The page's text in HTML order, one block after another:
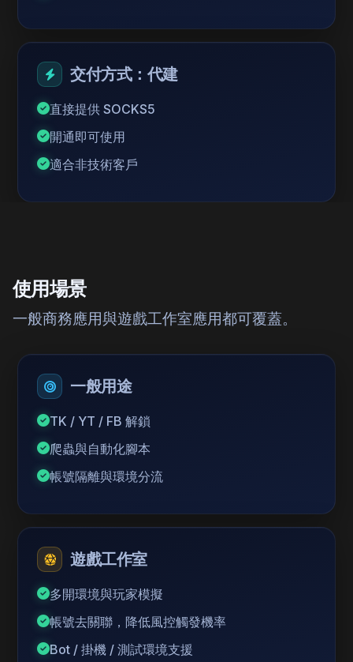
交付方式：代建
直接提供 SOCKS5
開通即可使用
適合非技術客戶
使用場景
一般商務應用與遊戲工作室應用都可覆蓋。
一般用途
TK / YT / FB 解鎖
爬蟲與自動化腳本
帳號隔離與環境分流
遊戲工作室
多開環境與玩家模擬
帳號去關聯，降低風控觸發機率
Bot / 掛機 / 測試環境支援